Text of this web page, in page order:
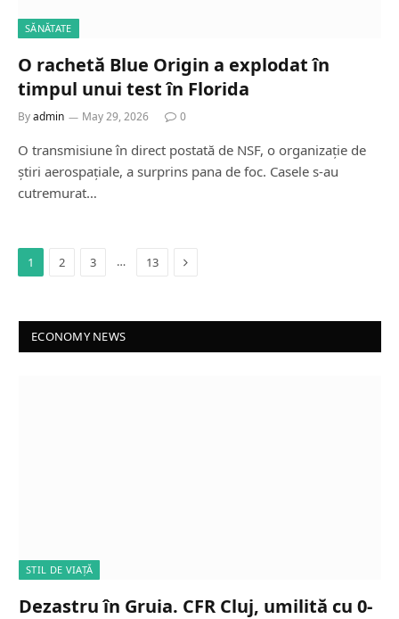
SĂNĂTATE
O rachetă Blue Origin a explodat în
timpul unui test în Florida
Byadmin May 29, 2026 0
O transmisiune în direct postată de NSF, o organizație de
știri aerospațiale, a surprins pana de foc. Casele s-au
cutremurat…
1 2 3 … 13 Next
ECONOMY NEWS
STIL DE VIAȚĂ
Dezastru în Gruia. CFR Cluj, umilită cu 0-